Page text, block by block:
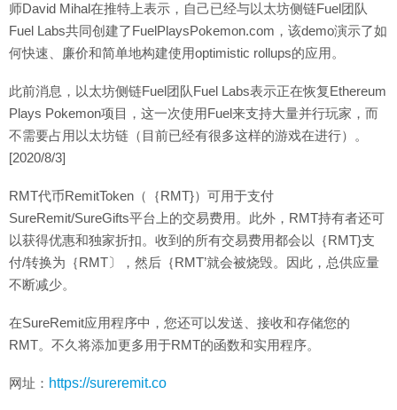
师David Mihal在推特上表示，自己已经与以太坊侧链Fuel团队
Fuel Labs共同创建了FuelPlaysPokemon.com，该demo演示了如
何快速、廉价和简单地构建使用optimistic rollups的应用。
此前消息，以太坊侧链Fuel团队Fuel Labs表示正在恢复Ethereum
Plays Pokemon项目，这一次使用Fuel来支持大量并行玩家，而
不需要占用以太坊链（目前已经有很多这样的游戏在进行）。
[2020/8/3]
RMT代币RemitToken（｛RMT}）可用于支付
SureRemit/SureGifts平台上的交易费用。此外，RMT持有者还可
以获得优惠和独家折扣。收到的所有交易费用都会以｛RMT}支
付/转换为｛RMT〕，然后｛RMT’就会被烧毁。因此，总供应量
不断减少。
在SureRemit应用程序中，您还可以发送、接收和存储您的
RMT。不久将添加更多用于RMT的函数和实用程序。
网址： https://sureremit.co